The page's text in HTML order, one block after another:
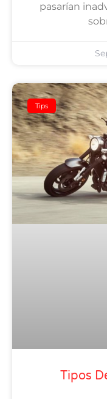
pasarían
Tips
Tipos